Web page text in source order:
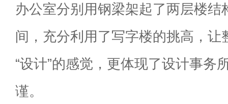
办公室分别用钢梁架起了两层楼结
间，充分利用了写字楼的挑高，让
“设计”的感觉，更体现了设计事务
谨。